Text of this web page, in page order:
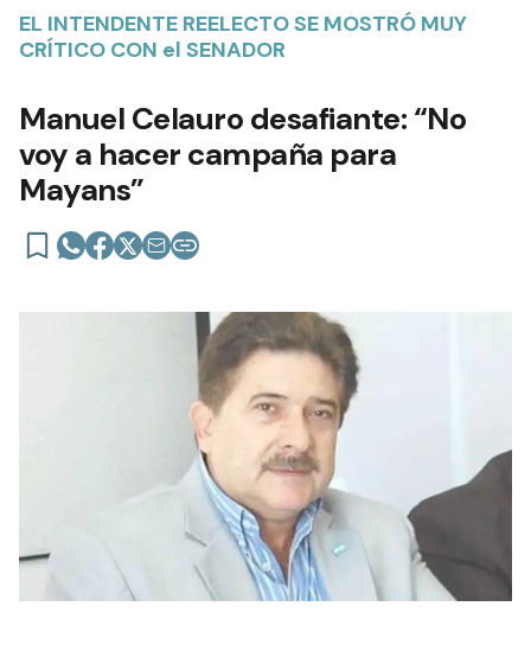
EL INTENDENTE REELECTO SE MOSTRÓ MUY
CRÍTICO CON el SENADOR
Manuel Celauro desafiante: “No
voy a hacer campaña para
Mayans”